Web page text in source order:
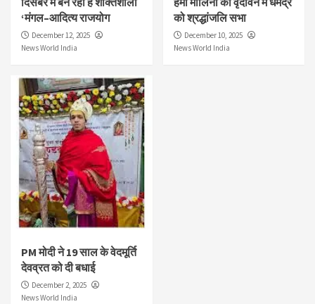
‘मंगल–आदित्य राजयोग
December 12, 2025
News World India
को श्रद्धांजलि सभा
December 10, 2025
News World India
PM मोदी ने 19 साल के वेदमूर्ति
देवव्रत को दी बधाई
December 2, 2025
News World India